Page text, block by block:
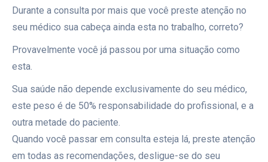
Durante a consulta por mais que você preste atenção no
seu médico sua cabeça ainda esta no trabalho, correto?
Provavelmente você já passou por uma situação como
esta.
Sua saúde não depende exclusivamente do seu médico,
este peso é de 50% responsabilidade do profissional, e a
outra metade do paciente.
Quando você passar em consulta esteja lá, preste atenção
em todas as recomendações, desligue-se do seu